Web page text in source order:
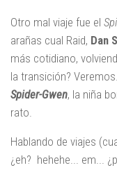
Otro mal viaje fue el
arañas cual Raid, Dan
más cotidiano,
la transición?
Spider-Gwen, la niña
rato.
Hablando de viajes
¿eh? hehehe... em...